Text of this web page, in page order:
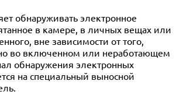
обнаруживать электронное
в камере, в личных вещах или
вне зависимости от того,
во включенном или неработающем
обнаружения электронных
на специальный выносной